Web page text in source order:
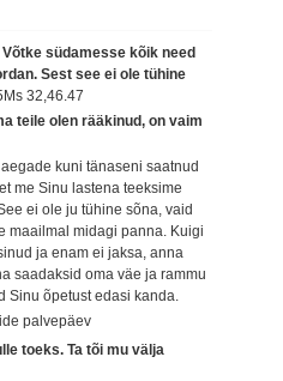
südamesse kõik need
Sest see ei ole tühine
32,46.47
teile olen rääkinud, on vaim
kuni tänaseni saatnud
me Sinu lastena teeksime
ei ole ju tühine sõna, vaid
maailmal midagi panna. Kuigi
ja enam ei jaksa, anna
saadaksid oma väe ja rammu
Sinu õpetust edasi kanda.
palvepäev
toeks. Ta tõi mu välja